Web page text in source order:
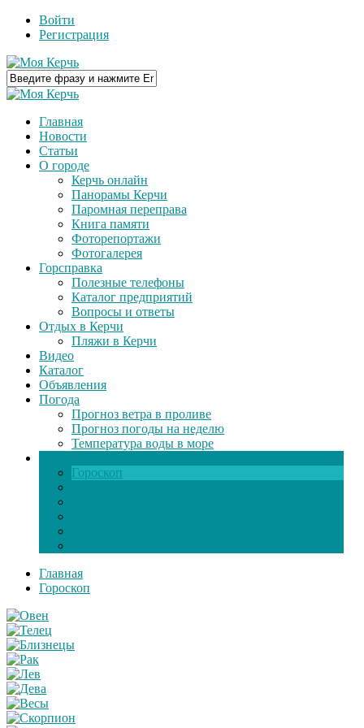
Войти
Регистрация
Главная
Новости
Статьи
О городе
Керчь онлайн
Панорамы Керчи
Паромная переправа
Книга памяти
Фоторепортажи
Фотогалерея
Горсправка
Полезные телефоны
Каталог предприятий
Вопросы и ответы
Отдых в Керчи
Пляжи в Керчи
Видео
Каталог
Объявления
Погода
Прогноз ветра в проливе
Прогноз погоды на неделю
Температура воды в море
Гороскоп
Главная
Гороскоп